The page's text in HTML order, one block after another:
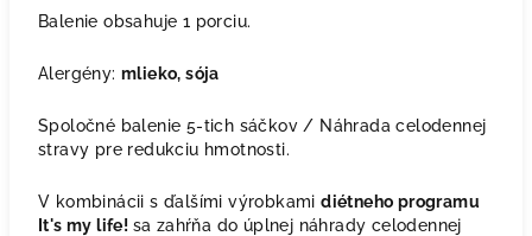
Balenie obsahuje 1 porciu.
Alergény: mlieko, sója
Spoločné balenie 5-tich sáčkov / Náhrada celodennej
stravy pre redukciu hmotnosti.
V kombinácii s ďalšími výrobkamidiétneho programu
It's my life! sa zahŕňa do úplnej náhrady celodennej